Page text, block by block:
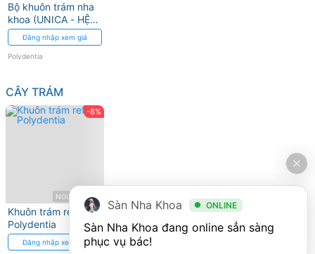
Bộ khuôn trám nha
khoa (UNICA - HỆ
THỐNG KHUÔN
TRÁM VÙNG RĂNG
CỬA) Polydentia
Đăng nhập xem giá
Polydentia
CÂY TRÁM
-8%
NGƯNG BÁN
Khuôn trám refill
Polydentia
Đăng nhập xem giá
Sàn Nha Khoa ONLINE
Sàn Nha Khoa đang online sẳn sàng
phục vụ bác!